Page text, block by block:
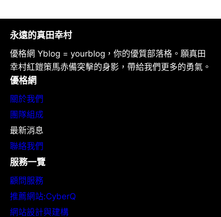
永遠的真田幸村
優格網 Yblog = yourblog，你的優質部落格。願真田
幸村紅鎧策馬赤備突擊的身影，帶給我們更多的勇氣。
優格網
關於我們
團隊組成
最新消息
聯絡我們
服務一覽
顧問服務
推薦網站:CyberQ
網站設計與建構